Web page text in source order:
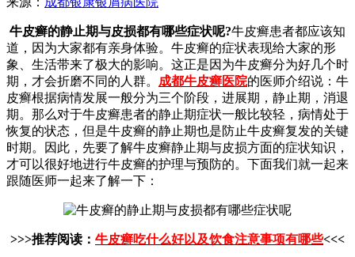
牛皮癣的静止期与皮损都有哪些症状呢?牛皮癣患者都应该知
道，因为大家都有亲身体验。牛皮癣的症状表现给大家的形
象、生活带来了极大的影响。这正是因为牛皮癣分为好几个时
期，才会折磨不同的人群。 成都牛皮癣医院的医师介绍说：牛
皮癣根据病情发展一般分为三个阶段，进展期，静止期，消退
期。那么对于牛皮癣患者的静止期症状一般比较轻，病情处于
恢复的状态，但是牛皮癣的静止期也是防止牛皮癣复发的关键
时期。因此，先要了解牛皮癣静止期与皮损方面的症状知识，
才可以很好地进行牛皮癣的护理与预防的。下面我们就一起来
跟随医师一起来了解一下：
>>>推荐阅读： 牛皮癣吃什么好以及饮食注意事项有哪些<<<